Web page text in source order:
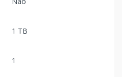
1 TB
1